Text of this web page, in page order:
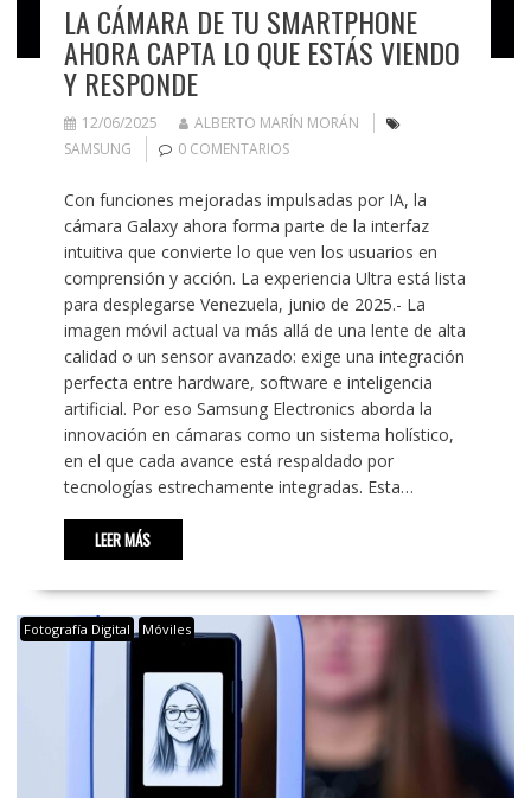
LA CÁMARA DE TU SMARTPHONE
AHORA CAPTA LO QUE ESTÁS VIENDO
Y RESPONDE
12/06/2025
ALBERTO MARÍN MORÁN
SAMSUNG
0 COMENTARIOS
Con funciones mejoradas impulsadas por IA, la
cámara Galaxy ahora forma parte de la interfaz
intuitiva que convierte lo que ven los usuarios en
comprensión y acción. La experiencia Ultra está lista
para desplegarse Venezuela, junio de 2025.- La
imagen móvil actual va más allá de una lente de alta
calidad o un sensor avanzado: exige una integración
perfecta entre hardware, software e inteligencia
artificial. Por eso Samsung Electronics aborda la
innovación en cámaras como un sistema holístico,
en el que cada avance está respaldado por
tecnologías estrechamente integradas. Esta…
LEER MÁS
Fotografía Digital Móviles